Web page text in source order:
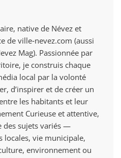
native de Névez et
de ville‑nevez.com (aussi
Mag). Passionnée par
je construis chaque
local par la volonté
d’inspirer et de créer un
les habitants et leur
Curieuse et attentive,
des sujets variés —
locales, vie municipale,
environnement ou